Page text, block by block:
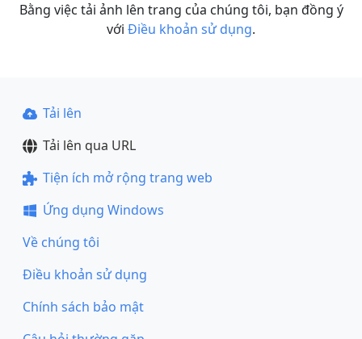
Bằng việc tải ảnh lên trang của chúng tôi, bạn đồng ý
với Điều khoản sử dụng.
Tải lên
Tải lên qua URL
Tiện ích mở rộng trang web
Ứng dụng Windows
Về chúng tôi
Điều khoản sử dụng
Chính sách bảo mật